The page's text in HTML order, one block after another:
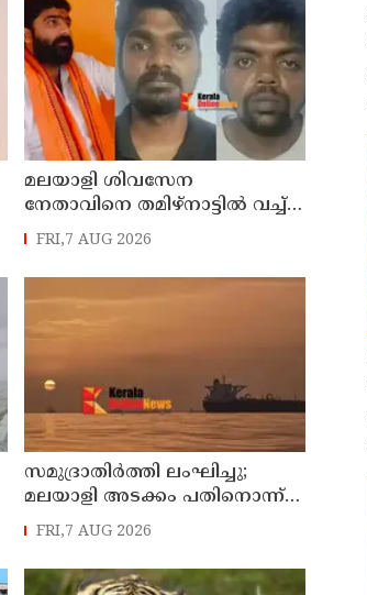
മലയാളി ശിവസേന
നേതാവിനെ തമിഴ്നാട്ടിൽ വച്ച്
കൊലപ്പെടുത്തിയ സംഭവം ;
രണ്ട് പേർ പിടിയിൽ
FRI,7 AUG 2026
സമുദ്രാതിർത്തി ലംഘിച്ചു;
മലയാളി അടക്കം പതിനൊന്ന്
മത്സ്യതൊഴിലാളികളെ
നാവികസേന
FRI,7 AUG 2026